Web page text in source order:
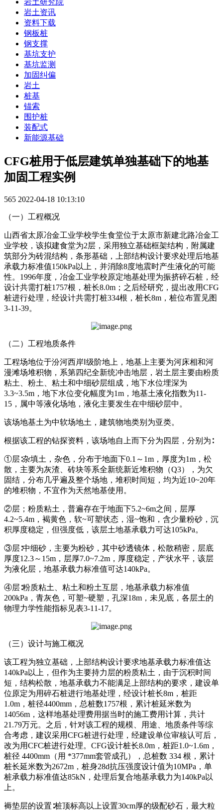
岩土研究院
岩土资讯
资料下载
钢板桩
钢支撑
基坑支护
基坑监测
加固纠偏
岩土
桩基
锚索
围护桩
装配式
新能源基础
CFG桩用于低层建筑单独基础下的地基
加固工程实例
565 2022-04-18 10:13:10
（一）工程概况
山西省太原冶金工业学校学生食堂位于太原市新建北路冶金工
业学校，该拟建食堂为2层，采用独立基础框架结构，附属建
筑部分为砖混结构，条形基础，上部结构设计要求处理后地基
承载力标准值150kPa以上，并消除8度地震时产生液化的可能
性。1996年度，冶金工业学校原定地基处理为振挤碎石桩，经
设计共需打桩1757根，桩长8.0m；之后经研究，提出改用CFG
桩进行处理，经设计共需打桩334根，桩长8m，桩位布置见图
3-11-39。
（二）工程地质条件
工程场地位于汾河西岸Ⅰ级阶地上，地基上主要为河床相和河
漫滩场堆积物，系第四纪全新统冲击地层，岩土层主要由粉质
粘土、粉土、粘土和中细砂层组成，地下水位埋深为
3.3~3.5m，地下水位变化幅度为1m，地基土液化指数为11-
15，属中等液化场地，液化主要发生在中细砂层中。
该场地基土为中软场地土，建筑物地类别为亚类。
根据该工程的钻探资料，该场地自上而下分为四层，分别为∶
①层∶杂填土，杂色，分布于地面下0.1～1m，厚度为1m，松
散，主要为灰渣、砖块等系全新统新近堆积物（Q3），为欠
固结，分布几乎遍及整个场地，堆积时间短，均为近10~20年
的堆积物，不宜作为天然地基使用。
②层；粉质粘土，普遍存在于地面下5.2~6m之间，层厚
4.2~5.4m，褐黄色，软~可塑状态，湿~饱和，含少量粉砂，沉
积厚度稳定，但强度低，该层土地基承载力可达105kPa。
③层∶中细砂，主要为粉砂，其中砂透镜体，松散稍密，层底
厚度12.3～15m，层厚7.0~7.2m，厚度稳定，产状水平，该层
为液化层，地基承载力标准值可达140kPa。
④层∶粉质粘土、粘土和粉土互层，地基承载力标准值
200kPa，青灰色，可塑~硬塑，孔深18m，未见底，各层土的
物理力学性能指标见表3-11-17。
（三）设计与施工概况
该工程为独立基础，上部结构设计要求地基承载力标准值达
140kPa以上，但作为主要持力层的粉质粘土，由于沉积时间
短，结构松散，地基承载力不能满足上部结构的要求，建设单
位原定为用碎石桩进行地基处理，经设计桩长8m，桩距
1.0m，桩径4400mm，总桩数1757根，累计桩延米数为
14056m，这样地基处理费用据当时的施工费用计算，共计
21.79万元。之后，针对该工程的规模、用途、地质条件等综
合考虑，建议采用CFG桩进行处理，经建设单位审核认可后，
改为用CFC桩进行处理。CFG设计桩长8.0m，桩距1.0~1.6m，
桩径 4400mm（用 *377mm套管成孔），总桩数 334 根，累计
桩长延米数为2672m，桩身28d抗压强度设计值为10MPa，单
桩承载力标准值达85kN，处理后复合地基承载力为140kPa以
上。
褥垫层的设置∶桩顶标高以上设置30cm厚的级配砂石，最大粒